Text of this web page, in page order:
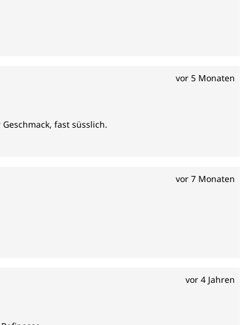
vor 5 Monaten
fast süsslich.
vor 7 Monaten
vor 4 Jahren